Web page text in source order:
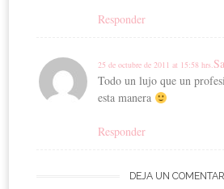
Responder
25 de octubre de 2011 at 15:58 hrs.
Todo un lujo que un
esta manera
Responder
DEJA UN